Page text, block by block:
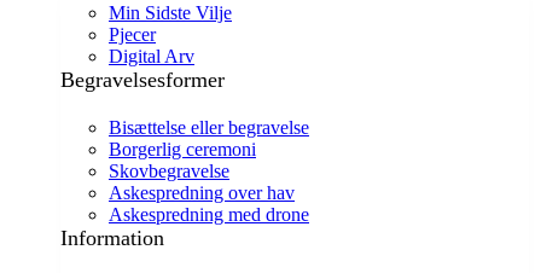
Min Sidste Vilje
Pjecer
Digital Arv
Begravelsesformer
Bisættelse eller begravelse
Borgerlig ceremoni
Skovbegravelse
Askespredning over hav
Askespredning med drone
Information